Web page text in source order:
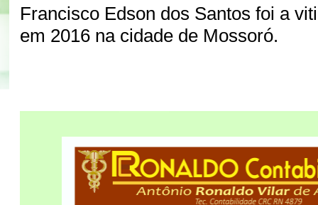
Francisco Edson dos Santos foi a
em 2016 na cidade de Mossoró.